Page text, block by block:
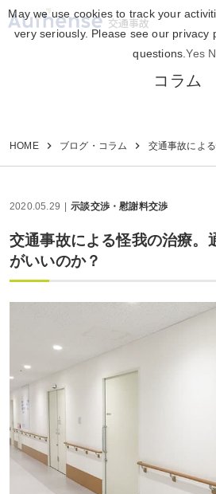
交通事故
コラム
HOME ブログ・コラム 交通事故によ
2020.05.29 示談交渉・慰謝料交渉
交通事故による怪我の治療。
がいいのか？
May we use cookies to track your
very seriously. Please see our privacy
questions.Yes